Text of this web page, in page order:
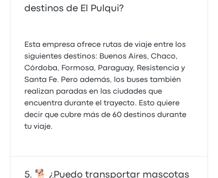
destinos de El Pulqui?
Esta empresa ofrece rutas de viaje entre los
siguientes destinos: Buenos Aires, Chaco,
Córdoba, Formosa, Paraguay, Resistencia y
Santa Fe. Pero además, los buses también
realizan paradas en las ciudades que
encuentra durante el trayecto. Esto quiere
decir que cubre más de 60 destinos durante
🐕 ¿Puedo transportar mascotas